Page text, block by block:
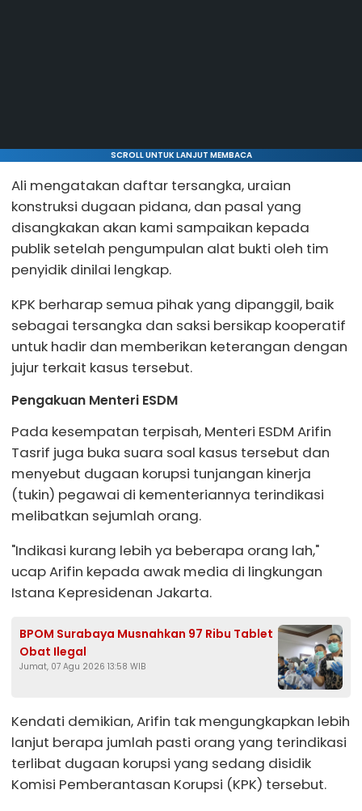
SCROLL UNTUK LANJUT MEMBACA
Ali mengatakan daftar tersangka, uraian
konstruksi dugaan pidana, dan pasal yang
disangkakan akan kami sampaikan kepada
publik setelah pengumpulan alat bukti oleh tim
penyidik dinilai lengkap.
KPK berharap semua pihak yang dipanggil, baik
sebagai tersangka dan saksi bersikap kooperatif
untuk hadir dan memberikan keterangan dengan
jujur terkait kasus tersebut.
Pengakuan Menteri ESDM
Pada kesempatan terpisah, Menteri ESDM Arifin
Tasrif juga buka suara soal kasus tersebut dan
menyebut dugaan korupsi tunjangan kinerja
(tukin) pegawai di kementeriannya terindikasi
melibatkan sejumlah orang.
"Indikasi kurang lebih ya beberapa orang lah,"
ucap Arifin kepada awak media di lingkungan
Istana Kepresidenan Jakarta.
BPOM Surabaya Musnahkan 97 Ribu Tablet
Obat Ilegal
Jumat, 07 Agu 2026 13:58 WIB
Kendati demikian, Arifin tak mengungkapkan lebih
lanjut berapa jumlah pasti orang yang terindikasi
terlibat dugaan korupsi yang sedang disidik
Komisi Pemberantasan Korupsi (KPK) tersebut.